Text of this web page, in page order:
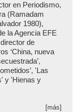
en Periodismo,
(Ramadam
1980),
la Agencia EFE
de
‘China, nueva
'Las
y 'Hienas y
[más]